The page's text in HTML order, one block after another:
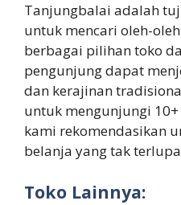
Tanjungbalai adalah
untuk mencari oleh-
berbagai pilihan toko
pengunjung dapat
dan kerajinan
untuk mengunjungi
kami rekomendasikan
belanja yang tak
Toko Lainnya: